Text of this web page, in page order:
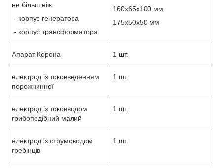
не більш ніж:
- корпус генератора
- корпус трансформатора
160х65х100 мм
175х50х50 мм
Апарат Корона 1 шт.
електрод із токовведенням
порожнинної
1 шт.
електрод із токовводом
грибоподібний малий
1 шт.
електрод із струмоводом
гребінців
1 шт.